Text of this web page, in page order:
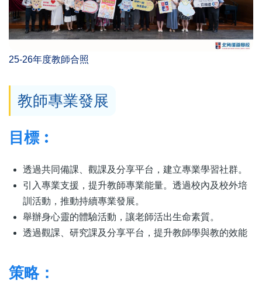
25-26年度教師合照
教師專業發展
目標︰
透過共同備課、觀課及分享平台，建立專業學習社群。
引入專業支援，提升教師專業能量。透過校內及校外培
訓活動，推動持續專業發展。
舉辦身心靈的體驗活動，讓老師活出生命素質。
透過觀課、研究課及分享平台，提升教師學與教的效能
策略：